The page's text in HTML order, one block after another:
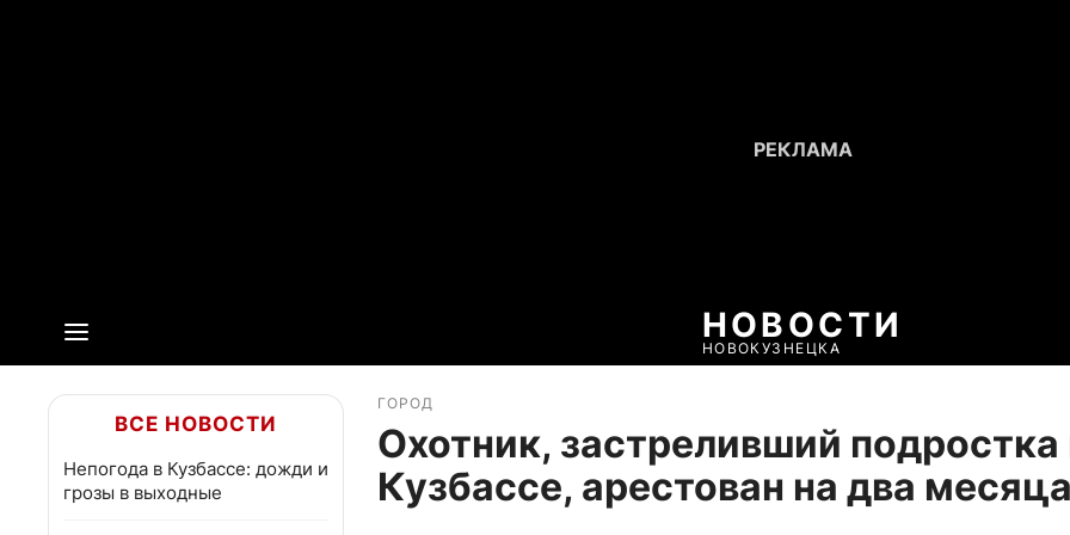
НОВОСТИ
НОВОКУЗНЕЦКА
ВСЕ НОВОСТИ
Непогода в Кузбассе: дожди и
грозы в выходные
ГОРОД
Охотник, застреливший подростка
Кузбассе, арестован на два